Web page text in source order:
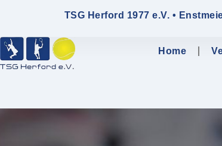
TSG Herford 1977 e.V. •
Home